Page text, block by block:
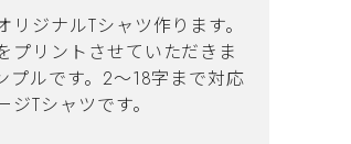
リジナルTシャツ作ります。
プリントさせていただきま
プルです。2～18字まで対応
Tシャツです。